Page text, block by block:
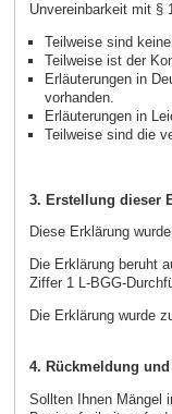
Unvereinbarkeit mit §
Teilweise sind
Teilweise ist der
Erläuterungen in
vorhanden.
Erläuterungen in
Teilweise sind die
3. Erstellung dieser
Diese Erklärung
Die Erklärung beruht
Ziffer 1 L-BGG-
Die Erklärung wurde
4. Rückmeldung
Sollten Ihnen Mängel